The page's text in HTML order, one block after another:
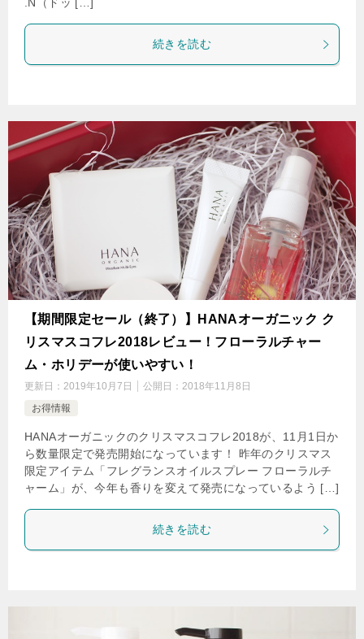
続きを読む
【期間限定セール（終了）】HANAオーガニック ク
リスマスコフレ2018レビュー！フローラルチャー
ム・ホリデーが使いやすい！
更新日： 2019年10月7日 公開日： 2018年11月8日
お得情報
HANAオーガニックのクリスマスコフレ2018が、11月1日か
ら数量限定で発売開始になっています！ 昨年のクリスマス
限定アイテム「フレグランスオイルスプレー フローラルチ
ャーム」が、今年も香りを変えて発売になっているよう […]
続きを読む